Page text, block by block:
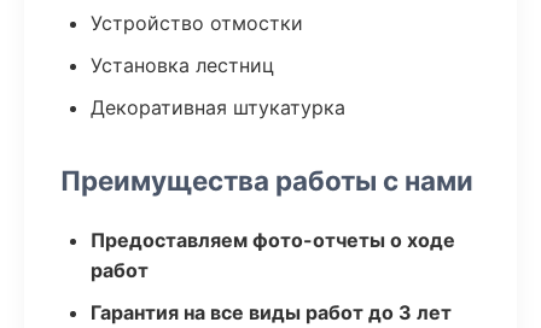
Устройство отмостки
Установка лестниц
Декоративная штукатурка
Преимущества работы с нами
Предоставляем фото-отчеты о ходе
работ
Гарантия на все виды работ до 3 лет